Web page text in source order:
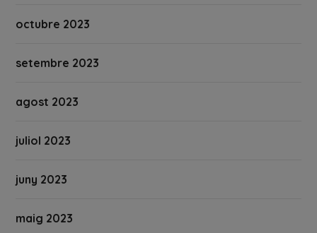
octubre 2023
setembre 2023
agost 2023
juliol 2023
juny 2023
maig 2023